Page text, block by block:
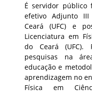
É servidor público
efetivo Adjunto
Ceará (UFC) e
Licenciatura em
do Ceará (UFC).
pesquisas na
educação e
aprendizagem no
Física em